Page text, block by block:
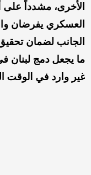
الأخرى، مشدداً
العسكري يفرضان
الجانب لضمان
ما يجعل دمج لبنان
غير وارد في الوقت